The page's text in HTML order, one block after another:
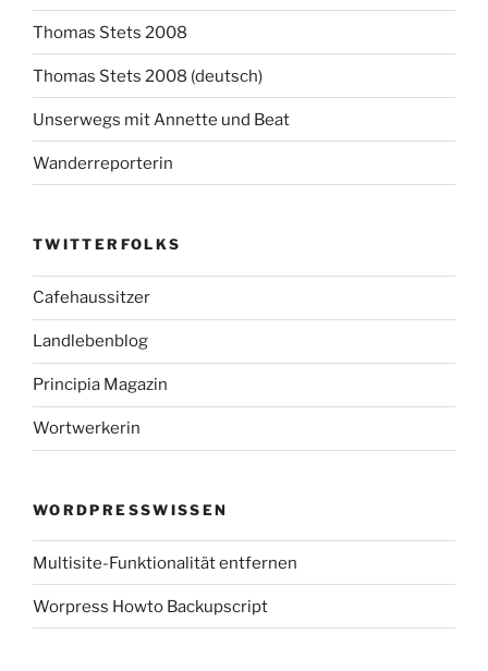
Thomas Stets 2008
Thomas Stets 2008 (deutsch)
Unserwegs mit Annette und Beat
Wanderreporterin
TWITTERFOLKS
Cafehaussitzer
Landlebenblog
Principia Magazin
Wortwerkerin
WORDPRESSWISSEN
Multisite-Funktionalität entfernen
Worpress Howto Backupscript